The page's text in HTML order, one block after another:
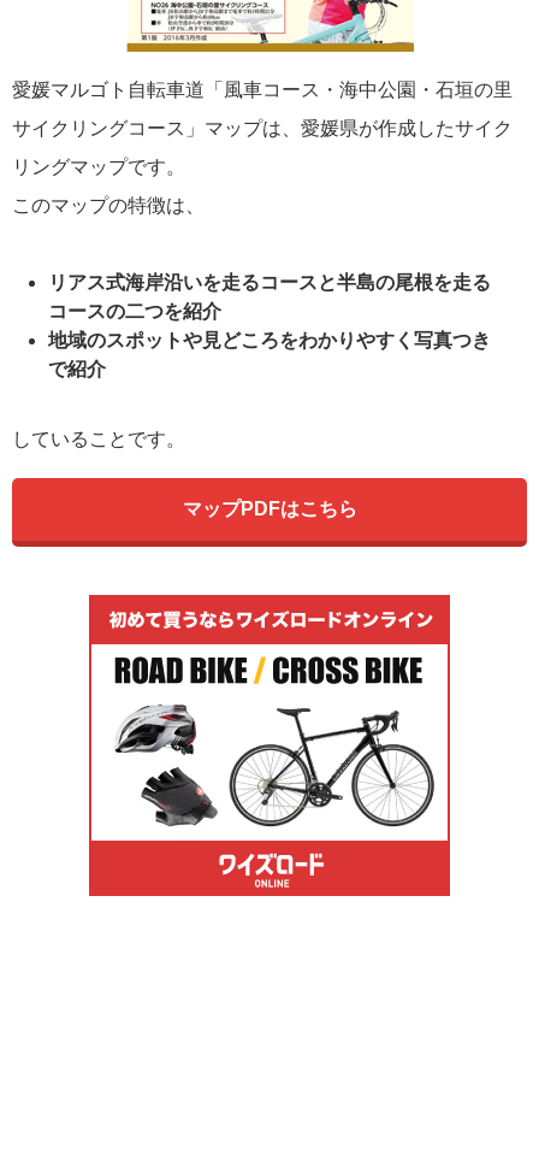
愛媛マルゴト自転車道「風車コース・海中公園・石垣の里
サイクリングコース」マップは、愛媛県が作成したサイク
リングマップです。
このマップの特徴は、
リアス式海岸沿いを走るコースと半島の尾根を走る
コースの二つを紹介
地域のスポットや見どころをわかりやすく写真つき
で紹介
していることです。
マップPDFはこちら